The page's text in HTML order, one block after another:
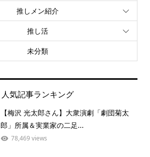
推しメン紹介
推し活
未分類
人気記事ランキング
【梅沢 光太郎さん】大衆演劇「劇団菊太
郎」所属＆実業家の二足...
78,469 views